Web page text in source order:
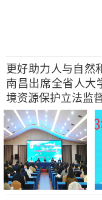
更好助力人与自然
南昌出席全省人大
境资源保护立法监